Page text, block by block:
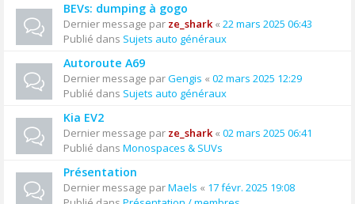
BEVs: dumping à gogo
Dernier message par ze_shark« 22 mars 2025 06:43
Publié dans Sujets auto généraux
Autoroute A69
Dernier message parGengis « 02 mars 2025 12:29
Publié dans Sujets auto généraux
Kia EV2
Dernier message par ze_shark« 02 mars 2025 06:41
Publié dans Monospaces & SUVs
Présentation
Dernier message parMaels « 17 févr. 2025 19:08